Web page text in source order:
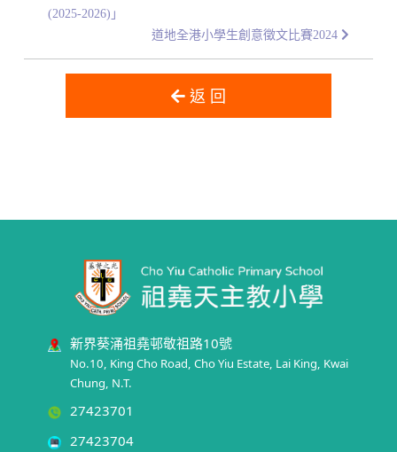
(2025-2026)」
道地全港小學生創意徵文比賽2024
返 回
新界葵涌祖堯邨敬祖路10號
No.10, King Cho Road, Cho Yiu Estate, Lai King, Kwai
Chung, N.T.
27423701
27423704